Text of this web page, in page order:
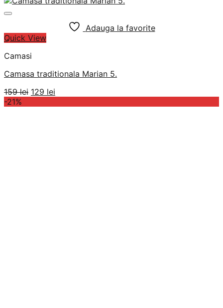
Adauga la favorite
Quick View
Camasi
Camasa traditionala Marian 5.
159lei Prețul
129 lei
-21%